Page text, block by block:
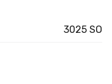
3025 SO